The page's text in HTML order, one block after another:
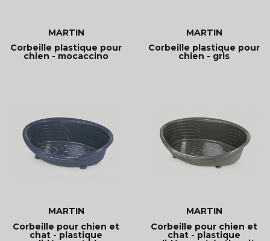
MARTIN
Corbeille plastique pour
chien - mocaccino
MARTIN
Corbeille plastique pour
chien - gris
MARTIN
Corbeille pour chien et
chat - plastique
MARTIN
Corbeille pour chien et
chat - plastique